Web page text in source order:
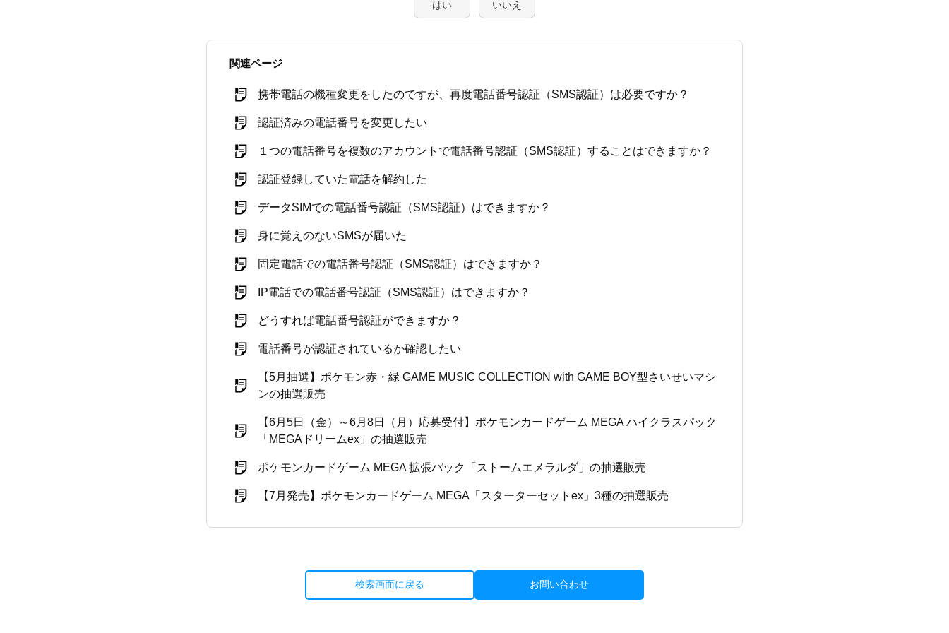
はい いいえ
関連ページ
携帯電話の機種変更をしたのですが、再度電話番号認証（SMS認証）は必要ですか？
認証済みの電話番号を変更したい
１つの電話番号を複数のアカウントで電話番号認証（SMS認証）することはできますか？
認証登録していた電話を解約した
データSIMでの電話番号認証（SMS認証）はできますか？
身に覚えのないSMSが届いた
固定電話での電話番号認証（SMS認証）はできますか？
IP電話での電話番号認証（SMS認証）はできますか？
どうすれば電話番号認証ができますか？
電話番号が認証されているか確認したい
【5月抽選】ポケモン赤・緑 GAME MUSIC COLLECTION with GAME BOY型さいせいマシ
ンの抽選販売
【6月5日（金）～6月8日（月）応募受付】ポケモンカードゲーム MEGA ハイクラスパック
「MEGAドリームex」の抽選販売
ポケモンカードゲーム MEGA 拡張パック「ストームエメラルダ」の抽選販売
【7月発売】ポケモンカードゲーム MEGA「スターターセットex」3種の抽選販売
検索画面に戻る お問い合わせ